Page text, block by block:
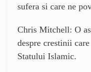
sufera si care ne
Chris Mitchell: O
despre crestinii
Statului Islamic.